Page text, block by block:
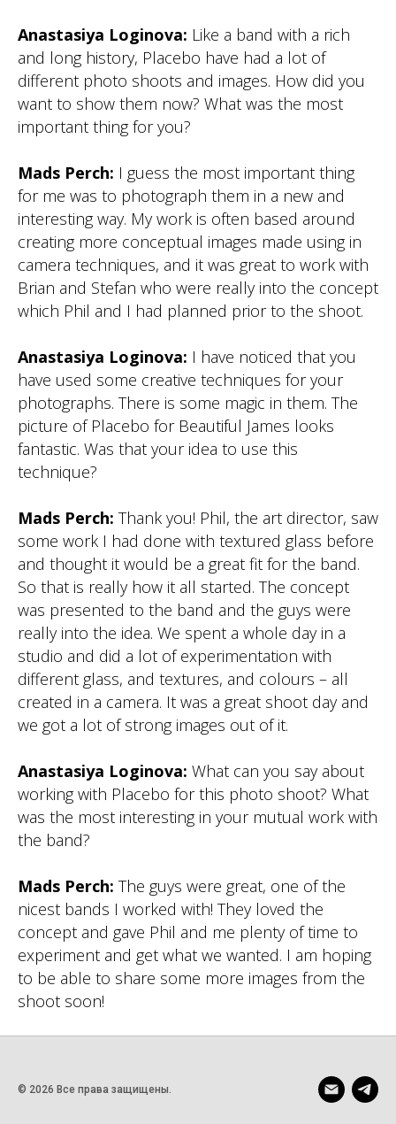
Anastasiya Loginova: Like a band with a rich
and long history, Placebo have had a lot of
different photo shoots and images. How did you
want to show them now? What was the most
important thing for you?
Mads Perch: I guess the most important thing
for me was to photograph them in a new and
interesting way. My work is often based around
creating more conceptual images made using in
camera techniques, and it was great to work with
Brian and Stefan who were really into the concept
which Phil and I had planned prior to the shoot.
Anastasiya Loginova: I have noticed that you
have used some creative techniques for your
photographs. There is some magic in them. The
picture of Placebo for Beautiful James looks
fantastic. Was that your idea to use this
technique?
Mads Perch: Thank you! Phil, the art director, saw
some work I had done with textured glass before
and thought it would be a great fit for the band.
So that is really how it all started. The concept
was presented to the band and the guys were
really into the idea. We spent a whole day in a
studio and did a lot of experimentation with
different glass, and textures, and colours – all
created in a camera. It was a great shoot day and
we got a lot of strong images out of it.
Anastasiya Loginova: What can you say about
working with Placebo for this photo shoot? What
was the most interesting in your mutual work with
the band?
Mads Perch: The guys were great, one of the
nicest bands I worked with! They loved the
concept and gave Phil and me plenty of time to
experiment and get what we wanted. I am hoping
to be able to share some more images from the
shoot soon!
© 2026 Все права защищены.